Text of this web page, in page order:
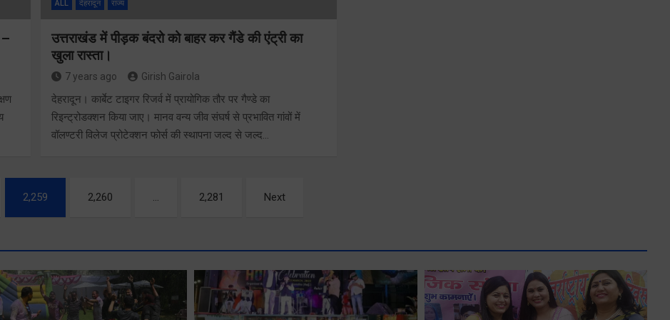
ALL देहरादून राज्य
उत्तराखंड में पीड़क बंदरो को बाहर कर गैंडे की एंट्री का
खुला रास्ता।
7 years ago Girish Gairola
देहरादून। कार्बेट टाइगर रिजर्व में प्रायोगिक तौर पर गैण्डे का
रिइन्ट्रोडक्शन किया जाए। मानव वन्य जीव संघर्ष से प्रभावित गांवों में
वॉलण्टरी विलेज प्रोटेक्शन फोर्स की स्थापना जल्द से जल्द…
2,259 2,260 … 2,281 Next